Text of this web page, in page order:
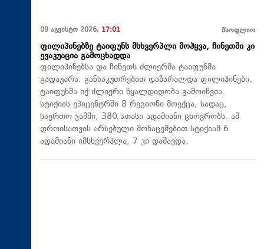
09 აგვისტო 2026, 17:01 მსოფლიო
ფილიპინებზე ტაიფუნს მსხვერპლი მოჰყვა, ჩინეთში კი
ევაკუაცია გამოცხადდა
ფილიპინებსა და ჩინეთს ძლიერმა ტაიფუნმა
გადაუარა. განსაკუთრებით დაზარალდა ფილიპინები.
ტაიფუნმა იქ ძლიერი წყალდიდობა გამოიწვია.
სტიქიის ეპიცენტრში 8 რეგიონი მოექცა, სადაც,
საერთო ჯამში, 380 ათასი ადამიანი ცხოვრობს. ამ
დროისათვის არსებული მონაცემებით სტიქიამ 6
ადამიანი იმსხვერპლა, 7 კი დაშავდა.